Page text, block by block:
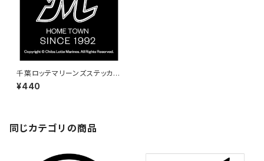
千葉ロッテマリーンズステッカー
3
¥440
同じカテゴリの商品